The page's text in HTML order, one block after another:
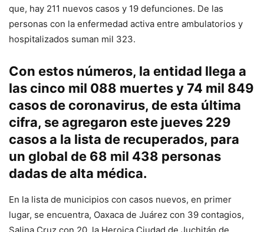
que, hay 211 nuevos casos y 19 defunciones. De las
personas con la enfermedad activa entre ambulatorios y
hospitalizados suman mil 323.
Con estos números, la entidad llega a
las cinco mil 088 muertes y 74 mil 849
casos de coronavirus, de esta última
cifra, se agregaron este jueves 229
casos a la lista de recuperados, para
un global de 68 mil 438 personas
dadas de alta médica.
En la lista de municipios con casos nuevos, en primer
lugar, se encuentra, Oaxaca de Juárez con 39 contagios,